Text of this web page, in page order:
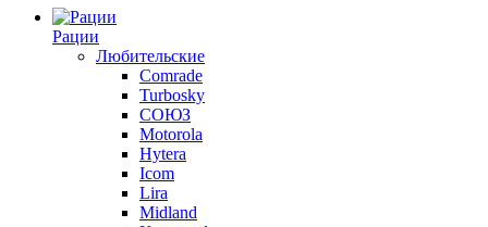
Рации
Любительские
Comrade
Turbosky
СОЮЗ
Motorola
Hytera
Icom
Lira
Midland